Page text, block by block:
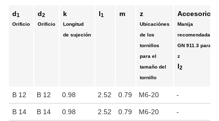
d1
Orificio
d2
Orificio
k
Longitud
de sujeción
l1 m z
Ubicaciónes
de los
tornillos
para el
tamaño del
tornillo
Accesorio
Manija
recomendada
GN 911.3 para
z
l2
B 12 B 12 0.98 2.52 0.79 M6-20 -
B 14 B 14 0.98 2.52 0.79 M6-20 -